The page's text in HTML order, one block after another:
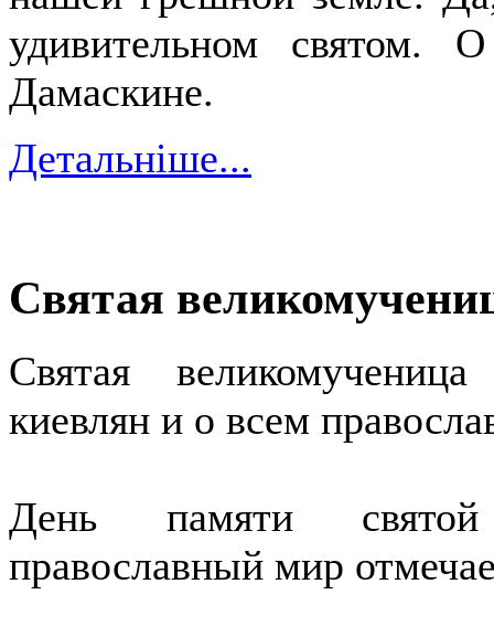
удивительном святом.
Дамаскине.
Детальніше...
Святая
Святая
киевлян и о всем
День памяти святой
православный мир